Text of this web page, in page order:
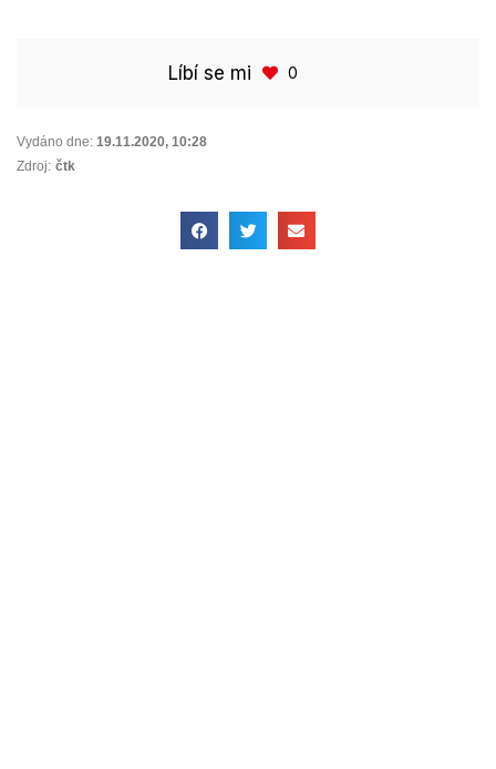
Líbí se mi 0
Vydáno dne: 19.11.2020, 10:28
Zdroj: čtk